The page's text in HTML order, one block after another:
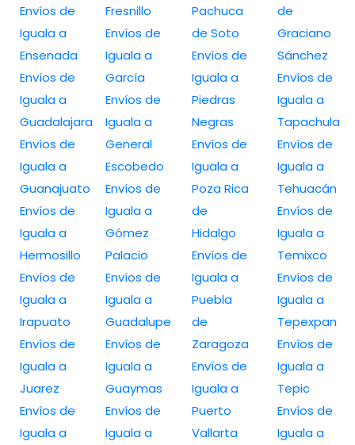
Envíos de
Iguala a
Ensenada
Envíos de
Iguala a
Guadalajara
Envíos de
Iguala a
Guanajuato
Envíos de
Iguala a
Hermosillo
Envíos de
Iguala a
Irapuato
Envíos de
Iguala a
Juarez
Envíos de
Iguala a
Fresnillo
Envíos de
Iguala a
García
Envíos de
Iguala a
General
Escobedo
Envíos de
Iguala a
Gómez
Palacio
Envíos de
Iguala a
Guadalupe
Envíos de
Iguala a
Guaymas
Envíos de
Iguala a
Pachuca
de Soto
Envíos de
Iguala a
Piedras
Negras
Envíos de
Iguala a
Poza Rica
de
Hidalgo
Envíos de
Iguala a
Puebla
de
Zaragoza
Envíos de
Iguala a
Puerto
Vallarta
de
Graciano
Sánchez
Envíos de
Iguala a
Tapachula
Envíos de
Iguala a
Tehuacán
Envíos de
Iguala a
Temixco
Envíos de
Iguala a
Tepexpan
Envíos de
Iguala a
Tepic
Envíos de
Iguala a